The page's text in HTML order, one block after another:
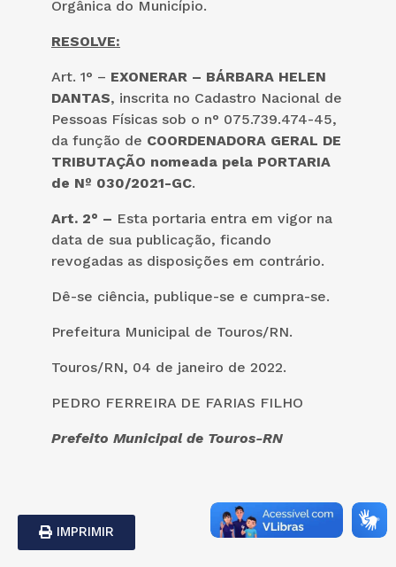
Orgânica do Município.
RESOLVE:
Art. 1° – EXONERAR – BÁRBARA HELEN
DANTAS, inscrita no Cadastro Nacional de
Pessoas Físicas sob o n° 075.739.474-45,
da função de COORDENADORA GERAL DE
TRIBUTAÇÃO nomeada pela PORTARIA
de Nº 030/2021-GC.
Art. 2° – Esta portaria entra em vigor na
data de sua publicação, ficando
revogadas as disposições em contrário.
Dê-se ciência, publique-se e cumpra-se.
Prefeitura Municipal de Touros/RN.
Touros/RN, 04 de janeiro de 2022.
PEDRO FERREIRA DE FARIAS FILHO
Prefeito Municipal de Touros-RN
IMPRIMIR